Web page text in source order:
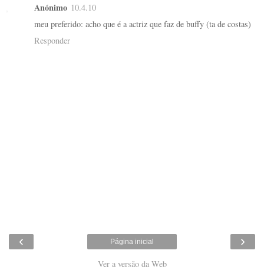
Anónimo 10.4.10
meu preferido: acho que é a actriz que faz de buffy (ta de costas)
Responder
‹ ›
Página inicial
Ver a versão da Web